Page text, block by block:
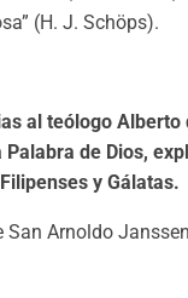
(H. J. Schöps).
al teólogo Alberto
de Dios,
y Gálatas.
San Arnoldo